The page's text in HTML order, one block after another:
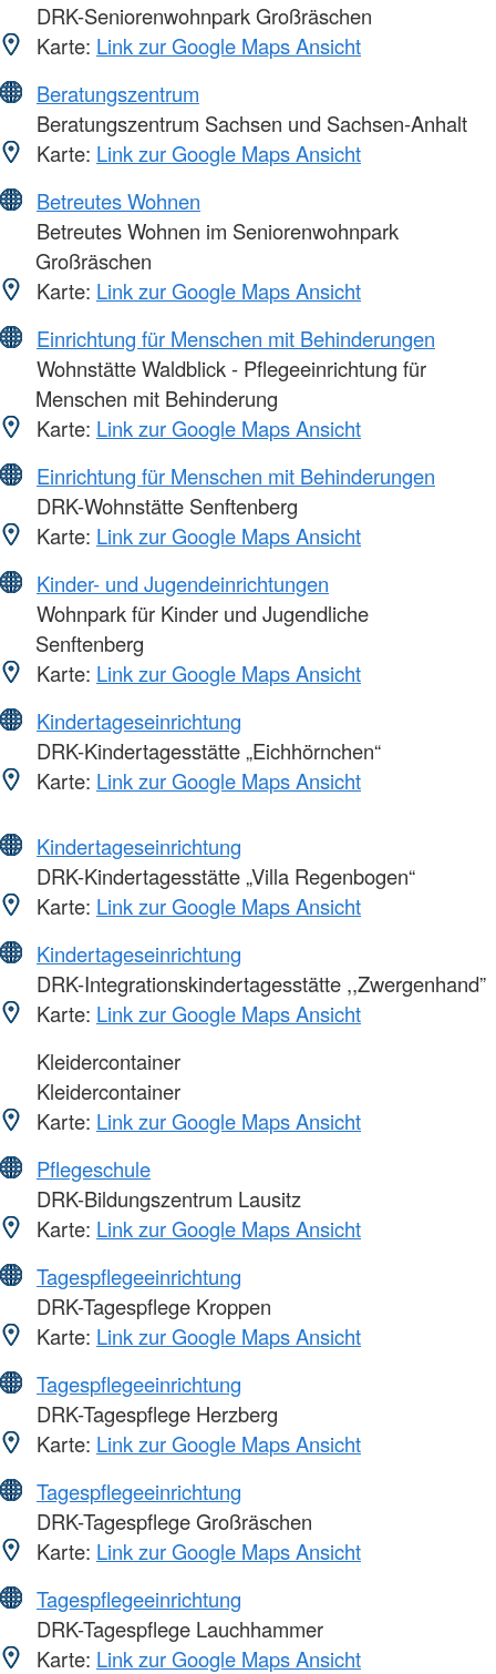
DRK-Seniorenwohnpark Großräschen
Karte: Link zur Google Maps Ansicht
Beratungszentrum
Beratungszentrum Sachsen und Sachsen-Anhalt
Karte: Link zur Google Maps Ansicht
Betreutes Wohnen
Betreutes Wohnen im Seniorenwohnpark
Großräschen
Karte: Link zur Google Maps Ansicht
Einrichtung für Menschen mit Behinderungen
Wohnstätte Waldblick - Pflegeeinrichtung für
Menschen mit Behinderung
Karte: Link zur Google Maps Ansicht
Einrichtung für Menschen mit Behinderungen
DRK-Wohnstätte Senftenberg
Karte: Link zur Google Maps Ansicht
Kinder- und Jugendeinrichtungen
Wohnpark für Kinder und Jugendliche
Senftenberg
Karte: Link zur Google Maps Ansicht
Kindertageseinrichtung
DRK-Kindertagesstätte „Eichhörnchen“
Karte: Link zur Google Maps Ansicht
Kindertageseinrichtung
DRK-Kindertagesstätte „Villa Regenbogen“
Karte: Link zur Google Maps Ansicht
Kindertageseinrichtung
DRK-Integrationskindertagesstätte ,,Zwergenhand”
Karte: Link zur Google Maps Ansicht
Kleidercontainer
Kleidercontainer
Karte: Link zur Google Maps Ansicht
Pflegeschule
DRK-Bildungszentrum Lausitz
Karte: Link zur Google Maps Ansicht
Tagespflegeeinrichtung
DRK-Tagespflege Kroppen
Karte: Link zur Google Maps Ansicht
Tagespflegeeinrichtung
DRK-Tagespflege Herzberg
Karte: Link zur Google Maps Ansicht
Tagespflegeeinrichtung
DRK-Tagespflege Großräschen
Karte: Link zur Google Maps Ansicht
Tagespflegeeinrichtung
DRK-Tagespflege Lauchhammer
Karte: Link zur Google Maps Ansicht